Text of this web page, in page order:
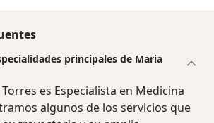
principales de Maria
es Especialista en Medicina
algunos de los servicios que